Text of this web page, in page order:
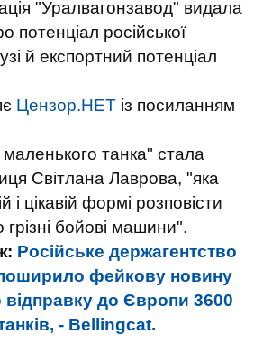
"Уралвагонзавод" видала
потенціал російської
й експортний потенціал
Цензор.НЕТ із посиланням
танка" стала
Світлана Лаврова, "яка
і цікавій формі розповісти
бойові машини".
Російське держагентство
фейкову новину
до Європи 3600
- Bellingcat.